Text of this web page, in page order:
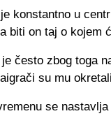
konstantno u
biti on taj o kojem
često zbog toga
su mu
se